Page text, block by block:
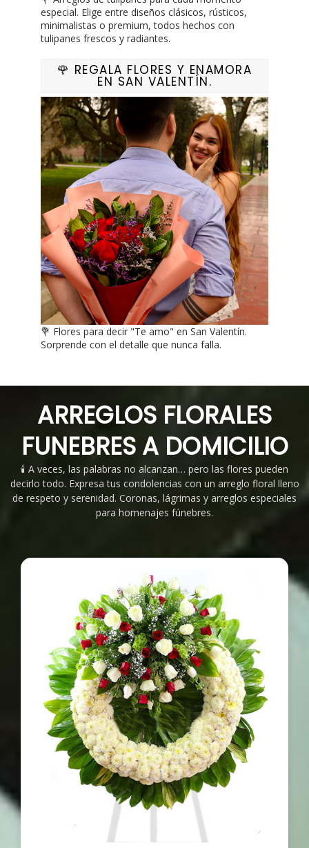
especial. Elige entre diseños clásicos, rústicos,
minimalistas o premium, todos hechos con
tulipanes frescos y radiantes.
🌹 REGALA FLORES Y ENAMORA
EN SAN VALENTÍN.
💐 Flores para decir "Te amo" en San Valentín.
Sorprende con el detalle que nunca falla.
ARREGLOS FLORALES
FUNEBRES A DOMICILIO
🕯️ A veces, las palabras no alcanzan… pero las flores pueden
decirlo todo. Expresa tus condolencias con un arreglo floral lleno
de respeto y serenidad. Coronas, lágrimas y arreglos especiales
para homenajes fúnebres.